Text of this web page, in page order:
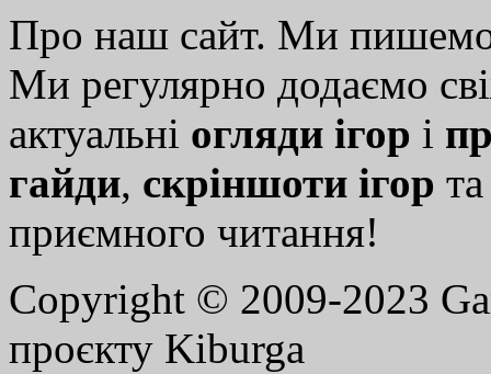
Про наш сайт. Ми
Ми регулярно додаємо
актуальні огляди ігор і
гайди, скріншоти ігор
приємного читання!
Copyright © 2009-2023
проєкту Kiburga